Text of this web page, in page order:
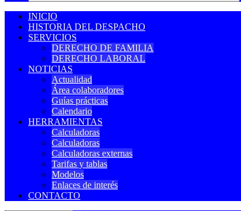
INICIO
HISTORIA DEL DESPACHO
SERVICIOS
DERECHO DE FAMILIA
DERECHO LABORAL
NOTICIAS
Actualidad
Área colaboradores
Guías prácticas
Calendario
HERRAMIENTAS
Calculadoras
Calculadoras
Calculadoras externas
Tarifas y tablas
Modelos
Enlaces de interés
CONTACTO